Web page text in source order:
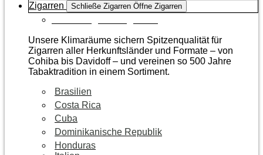
Zigarren Schließe Zigarren Öffne Zigarren
Unsere Klimaräume sichern Spitzenqualität für
Zigarren aller Herkunftsländer und Formate – von
Cohiba bis Davidoff – und vereinen so 500 Jahre
Tabaktradition in einem Sortiment.
Brasilien
Costa Rica
Cuba
Dominikanische Republik
Honduras